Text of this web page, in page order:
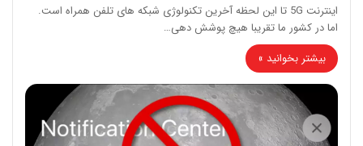
اینترنت 5G تا این لحظه آخرین تکنولوژی شبکه های تلفن همراه است.
اما در کشور ما تقریبا هیچ پوشش دهی…
بیشتر بخوانید »